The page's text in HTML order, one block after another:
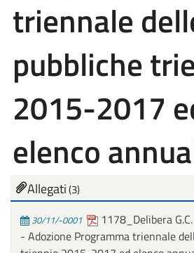
triennale
pubbliche
2015-2017
elenco
Allegati(3)
30/11/-0001
1178_Delibera
- Adozione Programma triennale